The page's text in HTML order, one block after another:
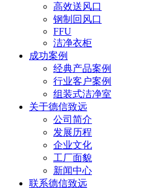
高效送风口
钢制回风口
FFU
洁净衣柜
成功案例
经典产品案例
行业客户案例
组装式洁净室
关于德信致远
公司简介
发展历程
企业文化
工厂面貌
新闻中心
联系德信致远